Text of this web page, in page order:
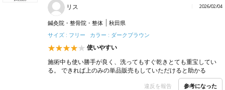
リス 2026/02/04
鍼灸院・整骨院・整体
秋田県
サイズ : フリー カラー : ダークブラウン
使いやすい
施術中も使い勝手が良く、洗ってもすぐ乾きとても重宝してい
る。 できれば上のみの単品販売もしていただけると助かる
違反を報告 参考になった